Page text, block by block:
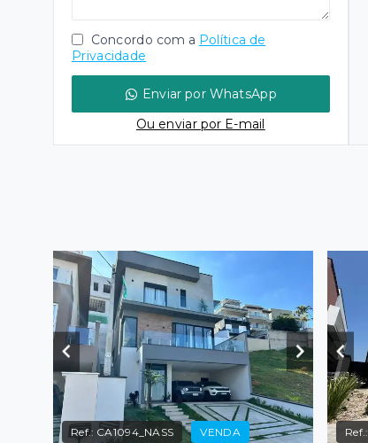
Concordo com a Política de
Privacidade
Enviar por WhatsApp
Ou enviar por E-mail
Ref.: CA1094_NASS VENDA Ref.: